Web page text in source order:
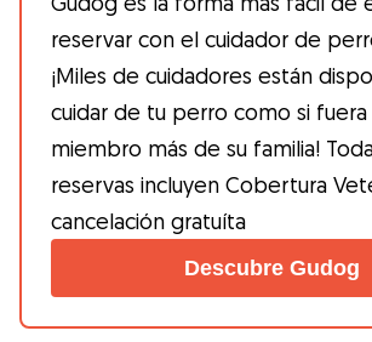
reservar con el cuidador de
¡Miles de cuidadores están
cuidar de tu perro como si fuera
miembro más de su familia!
reservas incluyen Cobertura
cancelación gratuíta
Descubre Gudog